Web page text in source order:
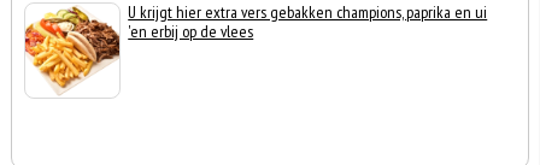
U krijgt hier extra vers gebakken champions, paprika en ui
'en erbij op de vlees